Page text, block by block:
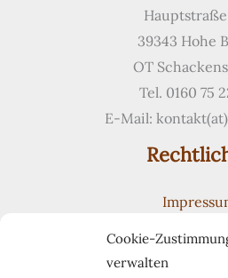
Cookie-
verwalten
39343 Hohe
OT
Tel. 0160 75
E-Mail:
Cookie-